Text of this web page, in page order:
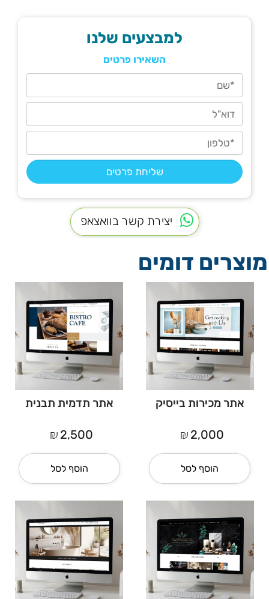
למבצעים שלנו
השאירו פרטים
יצירת קשר בוואצאפ
מוצרים דומים
אתר מכירות בייסיק
₪ 2,000
הוסף לסל
אתר תדמית תבנית
₪ 2,500
הוסף לסל